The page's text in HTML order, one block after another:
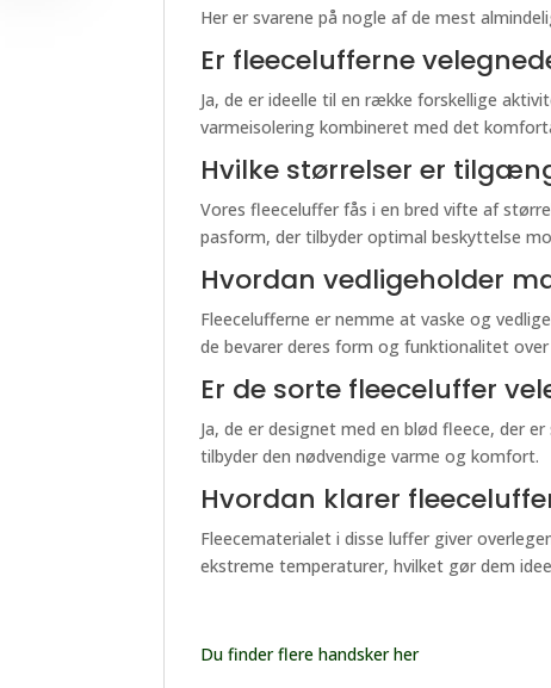
Her er svarene på nogle af de mest
Er fleecelufferne
Ja, de er ideelle til en række forskellige
varmeisolering kombineret med det
Hvilke størrelser er
Vores fleeceluffer fås i en bred vifte af
pasform, der tilbyder optimal beskyttelse
Hvordan vedligeholder
Fleecelufferne er nemme at vaske og
de bevarer deres form og funktionalitet
Er de sorte fleeceluffer
Ja, de er designet med en blød fleece, der
tilbyder den nødvendige varme og komfort.
Hvordan klarer
Fleecematerialet i disse luffer giver
ekstreme temperaturer, hvilket gør dem
Du finder flere handsker her